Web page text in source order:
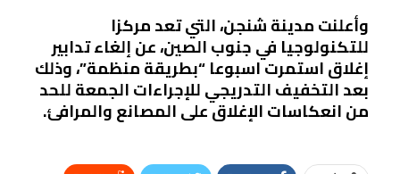
وأعلنت مدينة شنجن، التي تعد مركزا
للتكنولوجيا في جنوب الصين، عن إلغاء تدابير
إغلاق استمرت اسبوعا “بطريقة منظمة”، وذلك
بعد التخفيف التدريجي للإجراءات الجمعة للحد
من انعكاسات الإغلاق على المصانع والمرافئ.